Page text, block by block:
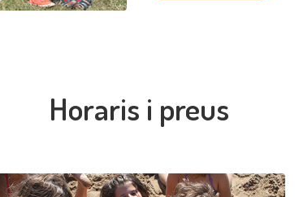
Horaris i preus